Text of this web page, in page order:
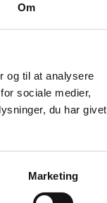
Om
og til at analysere
sociale medier,
du har givet
Marketing